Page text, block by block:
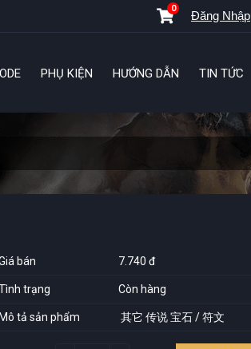
0
Đăng Nhập
PHỤ KIỆN HƯỚNG DẪN TIN TỨC
bán 7.740 đ
trạng Còn hàng
Mô tả sản phẩm 其它 传说 宝石 / 符文